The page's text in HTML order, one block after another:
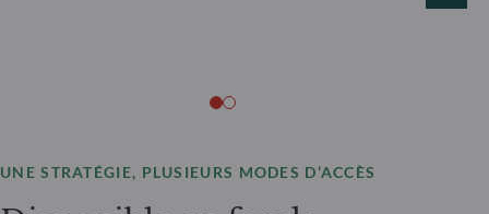
UNE STRATÉGIE, PLUSIEURS MODES D’ACCÈS